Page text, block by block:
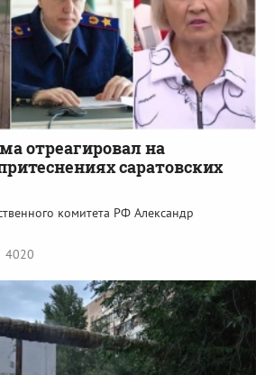
отреагировал на
саратовских
комитета РФ Александр
4020